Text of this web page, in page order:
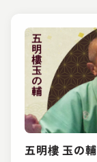
五明樓 玉の輔